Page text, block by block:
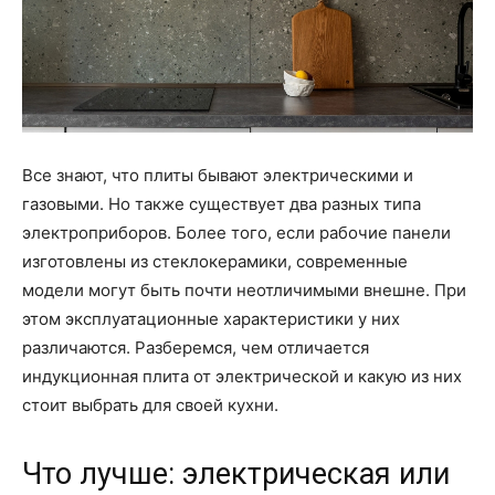
Все знают, что плиты бывают электрическими и
газовыми. Но также существует два разных типа
электроприборов. Более того, если рабочие панели
изготовлены из стеклокерамики, современные
модели могут быть почти неотличимыми внешне. При
этом эксплуатационные характеристики у них
различаются. Разберемся, чем отличается
индукционная плита от электрической и какую из них
стоит выбрать для своей кухни.
Что лучше: электрическая или